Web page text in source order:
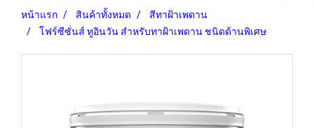
หน้าแรก สินค้าทั้งหมด
สีทาฝ้าเพดาน
โฟร์ซีซั่นส์ ทูอินวัน สำหรับทาฝ้าเพดาน ชนิดด้านพิเศษ